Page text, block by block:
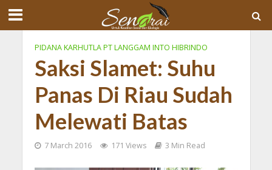
PIDANA KARHUTLA PT LANGGAM INTO HIBRINDO
Saksi Slamet: Suhu
Panas Di Riau Sudah
Melewati Batas
7 March 2016 171 Views 3 Min Read